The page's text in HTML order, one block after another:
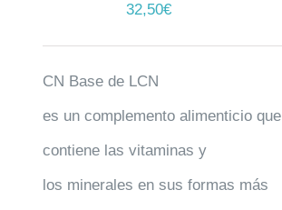
32,50€
CN Base de LCN
es un complemento alimenticio que
contiene las vitaminas y
los minerales en sus formas más